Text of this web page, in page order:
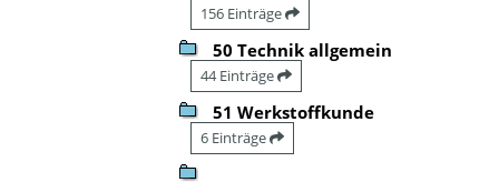
156 Einträge
50 Technik allgemein
44 Einträge
51 Werkstoffkunde
6 Einträge